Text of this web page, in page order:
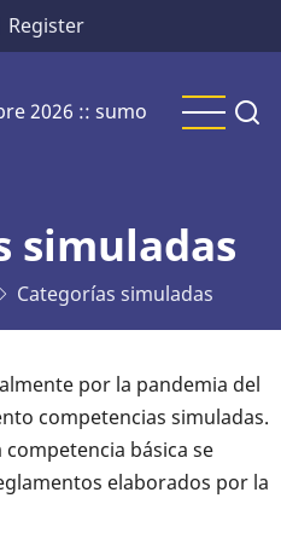
Register
2026 :: sumo
simuladas
Categorías simuladas
por la pandemia del
competencias simuladas.
competencia básica se
elaborados por la